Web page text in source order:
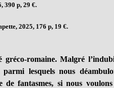
390 p, 29 €.
2025, 176 p, 19 €.
romaine. Malgré
lesquels nous
fantasmes, si nous